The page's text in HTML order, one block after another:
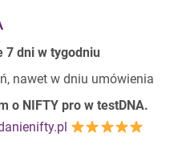
7 dni w tygodniu
nawet w dniu umówienia
o NIFTY pro w testDNA.